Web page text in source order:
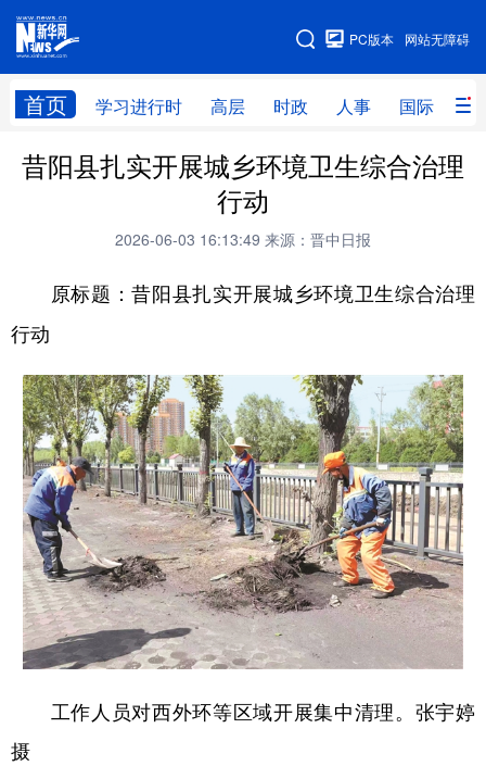
网站无障碍
PC版本
首页 学习进行时 高层 时政 人事 国际 财
网站地图
学习进行时 高层 时政 人事
全球连线
科技 科创 量子 体育
访谈 视频 图片 政务
法律 中央文件 金融 汽车
食品 人居 信息化 数字经济
学术中国 乡村振兴 银龄 溯源中国
城市 旅游 能源 会展
彩票 娱乐 时尚 悦读
公益 一带一路 亚太网 上市公司
文化产业
昔阳县扎实开展城乡环境卫生综合治理
行动
2026-06-03 16:13:49 来源：晋中日报
原标题：昔阳县扎实开展城乡环境卫生综合治理
行动
工作人员对西外环等区域开展集中清理。张宇婷
摄